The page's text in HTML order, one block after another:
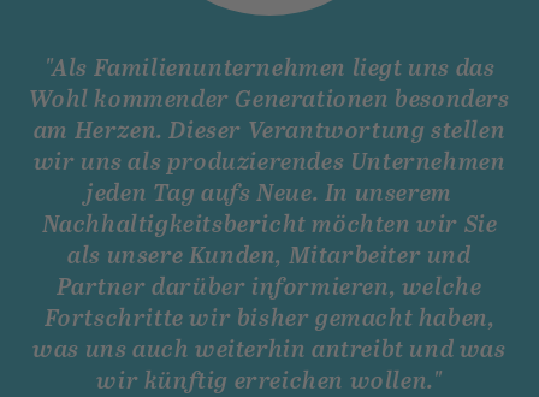
"Als Familienunternehmen liegt uns das
Wohl kommender Generationen besonders
am Herzen. Dieser Verantwortung stellen
wir uns als produzierendes Unternehmen
jeden Tag aufs Neue. In unserem
Nachhaltigkeitsbericht möchten wir Sie
als unsere Kunden, Mitarbeiter und
Partner darüber informieren, welche
Fortschritte wir bisher gemacht haben,
was uns auch weiterhin antreibt und was
wir künftig erreichen wollen."